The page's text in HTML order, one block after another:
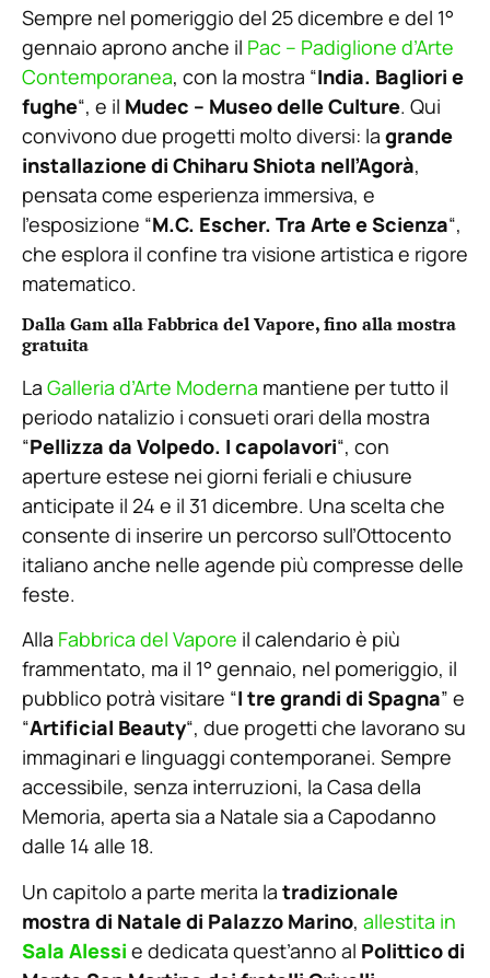
Sempre nel pomeriggio del 25 dicembre e del 1°
gennaio aprono anche il Pac – Padiglione d’Arte
Contemporanea, con la mostra “India. Bagliori e
fughe“, e il Mudec – Museo delle Culture. Qui
convivono due progetti molto diversi: la grande
installazione di Chiharu Shiota nell’Agorà,
pensata come esperienza immersiva, e
l’esposizione “M.C. Escher. Tra Arte e Scienza“,
che esplora il confine tra visione artistica e rigore
matematico.
Dalla Gam alla Fabbrica del Vapore, fino alla mostra
gratuita
La Galleria d’Arte Moderna mantiene per tutto il
periodo natalizio i consueti orari della mostra
“Pellizza da Volpedo. I capolavori“, con
aperture estese nei giorni feriali e chiusure
anticipate il 24 e il 31 dicembre. Una scelta che
consente di inserire un percorso sull’Ottocento
italiano anche nelle agende più compresse delle
feste.
Alla Fabbrica del Vapore il calendario è più
frammentato, ma il 1° gennaio, nel pomeriggio, il
pubblico potrà visitare “I tre grandi di Spagna” e
“Artificial Beauty“, due progetti che lavorano su
immaginari e linguaggi contemporanei. Sempre
accessibile, senza interruzioni, la Casa della
Memoria, aperta sia a Natale sia a Capodanno
dalle 14 alle 18.
Un capitolo a parte merita la tradizionale
mostra di Natale di Palazzo Marino, allestita in
Sala Alessi e dedicata quest’anno al Polittico di